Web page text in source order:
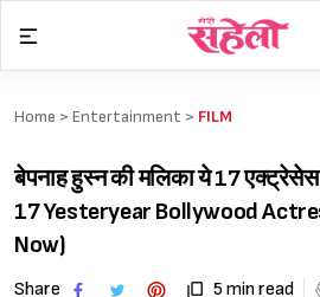
content
Home > Entertainment > FILM
बेपनाह हुस्न की मलिका ये 17
17 Yesteryear Bollywood
Now)
Share 5 min read